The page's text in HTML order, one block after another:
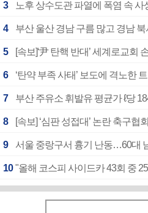
3 노후 상수도관 파열에 폭염 속
4
5 [속보]‘尹 탄핵 반대’ 세계로교회
6
7 부산 주유소 휘발유 평균가 ℓ당
8
9 서울 중랑구서 흉기 난동…60대
10 "올해 코스피 사이드카 43회 중